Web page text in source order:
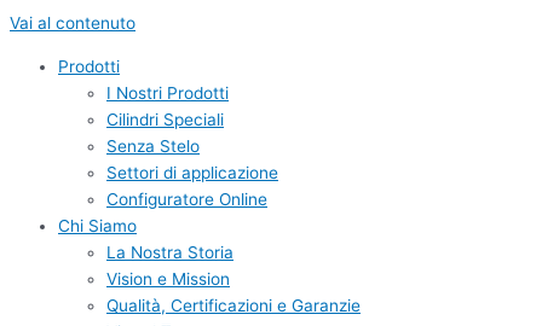
Vai al contenuto
Prodotti
I Nostri Prodotti
Cilindri Speciali
Senza Stelo
Settori di applicazione
Configuratore Online
Chi Siamo
La Nostra Storia
Vision e Mission
Qualità, Certificazioni e Garanzie